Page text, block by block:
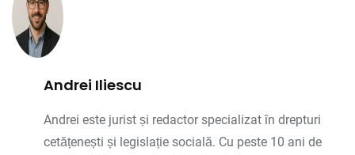
Andrei Iliescu
Andrei este jurist și redactor specializat în drepturi
cetățenești și legislație socială. Cu peste 10 ani de